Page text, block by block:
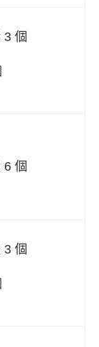
3 個
6 個
3 個